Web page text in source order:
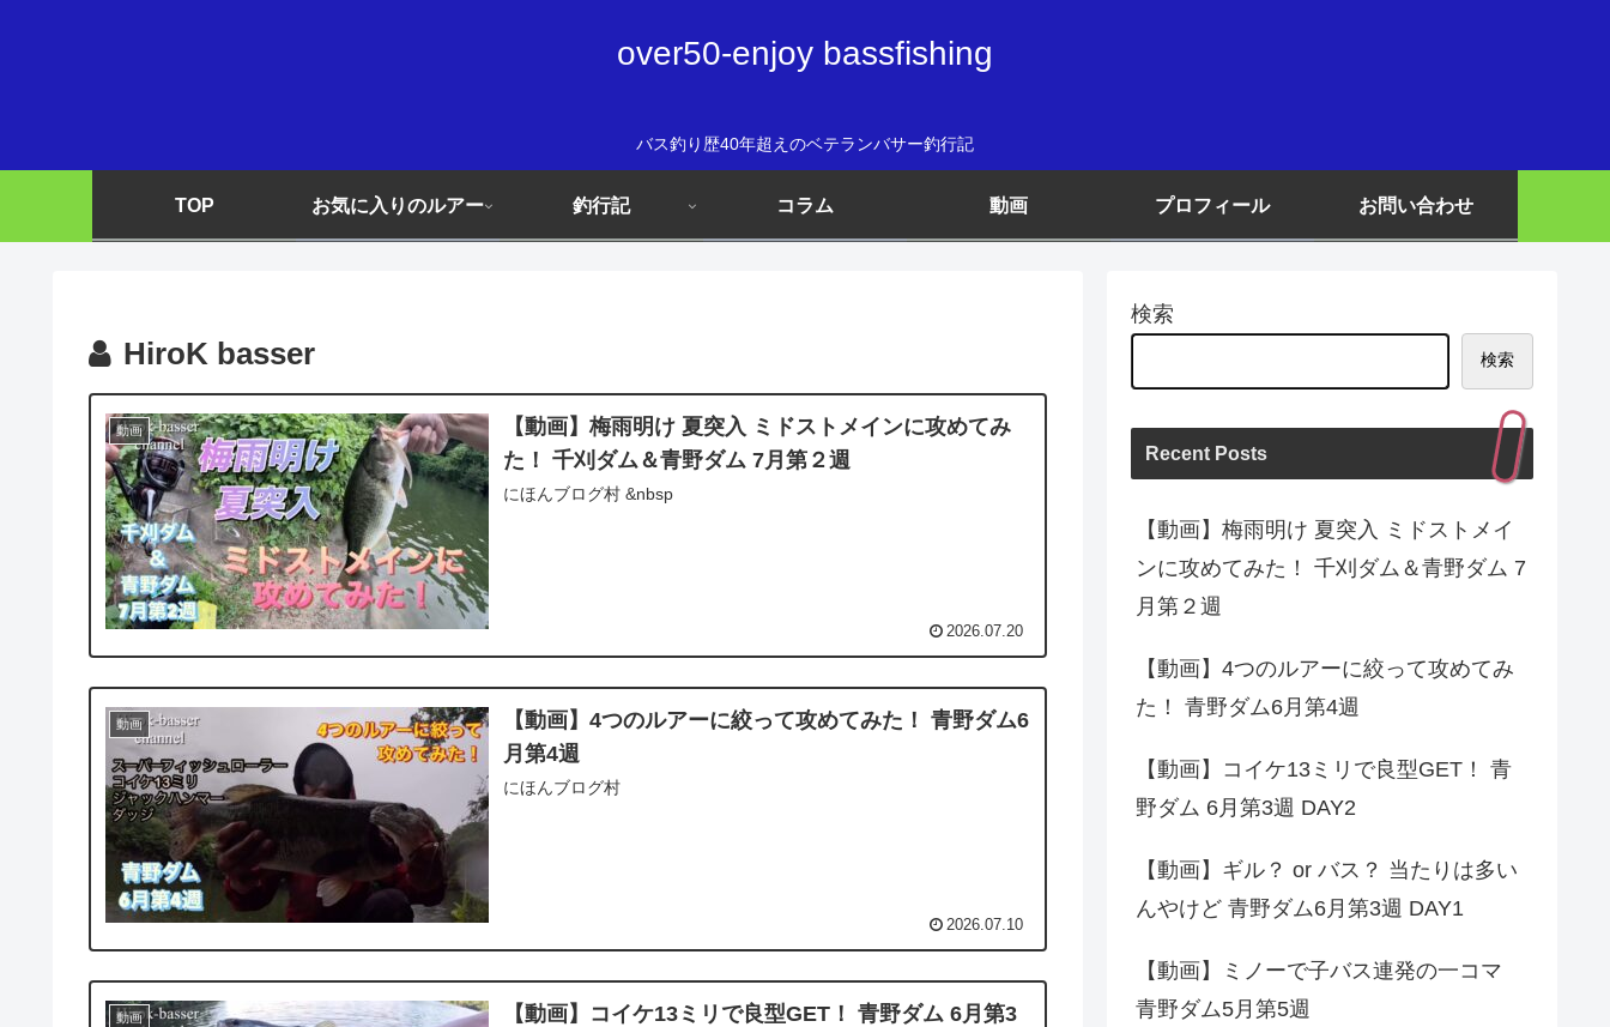
over50-enjoy bassfishing
バス釣り歴40年超えのベテランバサー釣行記
TOP お気に入りのルアー 釣行記 コラム 動画 プロフィール お問い合わせ
HiroK basser
動画
【動画】梅雨明け 夏突入 ミドストメインに攻めてみ
た！ 千刈ダム＆青野ダム 7月第２週
にほんブログ村 &nbsp
2026.07.20
動画
【動画】4つのルアーに絞って攻めてみた！ 青野ダム6
月第4週
にほんブログ村
2026.07.10
動画
【動画】コイケ13ミリで良型GET！ 青野ダム 6月第3
検索
検索
Recent Posts
【動画】梅雨明け 夏突入 ミドストメイ
ンに攻めてみた！ 千刈ダム＆青野ダム 7
月第２週
【動画】4つのルアーに絞って攻めてみ
た！ 青野ダム6月第4週
【動画】コイケ13ミリで良型GET！ 青
野ダム 6月第3週 DAY2
【動画】ギル？ or バス？ 当たりは多い
んやけど 青野ダム6月第3週 DAY1
【動画】ミノーで子バス連発の一コマ
青野ダム5月第5週